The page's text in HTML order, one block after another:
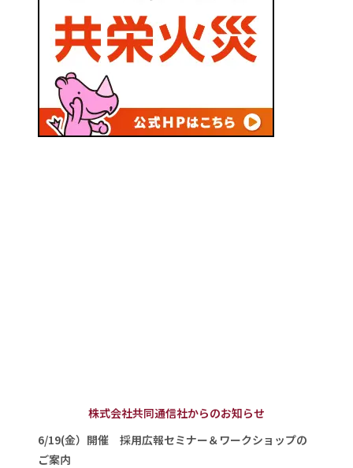
株式会社共同通信社からのお知らせ
6/19(金）開催 採用広報セミナー＆ワークショップの
ご案内